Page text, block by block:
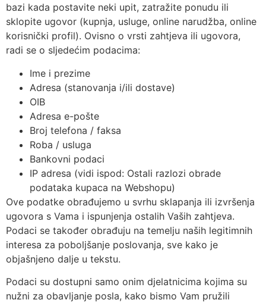
bazi kada postavite neki upit, zatražite ponudu ili
sklopite ugovor (kupnja, usluge, online narudžba, online
korisnički profil). Ovisno o vrsti zahtjeva ili ugovora,
radi se o sljedećim podacima:
Ime i prezime
Adresa (stanovanja i/ili dostave)
OIB
Adresa e-pošte
Broj telefona / faksa
Roba / usluga
Bankovni podaci
IP adresa (vidi ispod: Ostali razlozi obrade
podataka kupaca na Webshopu)
Ove podatke obrađujemo u svrhu sklapanja ili izvršenja
ugovora s Vama i ispunjenja ostalih Vaših zahtjeva.
Podaci se također obrađuju na temelju naših legitimnih
interesa za poboljšanje poslovanja, sve kako je
objašnjeno dalje u tekstu.
Podaci su dostupni samo onim djelatnicima kojima su
nužni za obavljanje posla, kako bismo Vam pružili